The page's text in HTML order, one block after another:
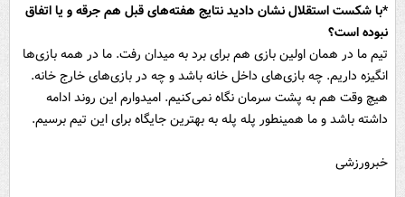
*با شکست استقلال نشان دادید نتایج هفته‌های قبل هم جرقه و یا اتفاق
نبوده است؟
تیم ما در همان اولین بازی هم برای برد به میدان رفت. ما در همه بازی‌ها
انگیزه داریم. چه بازی‌های داخل خانه باشد و چه در بازی‌های خارج خانه.
هیچ وقت هم به پشت سرمان نگاه نمی‌کنیم. امیدوارم این روند ادامه
داشته باشد و ما همینطور پله پله به بهترین جایگاه برای این تیم برسیم.
خبرورزشی